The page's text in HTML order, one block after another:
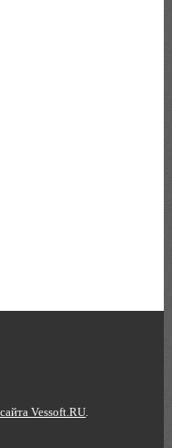
Vessoft.RU.